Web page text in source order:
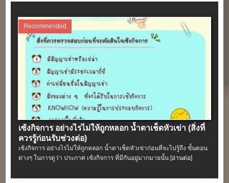
Recommended
เซ้งกิจการ อย่างไรไม่ให้ถูกหลอก น้ำตาเช็ดหัวเข่า (สิ่งที่
ควรรู้ก่อนรับช่วงต่อ)
เซ้งกิจการ อย่างไรไม่ให้ถูกหลอก น้ำตาเช็ดหัวเข่าก่อนที่จะไปรู้ถึง ขั้นตอน
ต่างๆ ในการดูว่า ประกาศ เซ้งกิจการ ที่มีกันอยู่มากมายนั้น [อ่านต่อ]